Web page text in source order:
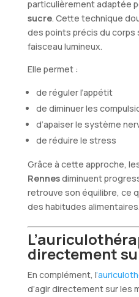
particulièrement adaptée
sucre. Cette technique
des points précis du corps
faisceau lumineux.
Elle permet :
de réguler l’appétit
de diminuer les
d’apaiser le système
de réduire le stress
Grâce à cette approche,
Rennesdiminuent
retrouve son équilibre, ce
des habitudes alimentaires.
directement
En complément, l
d’agir directement sur les